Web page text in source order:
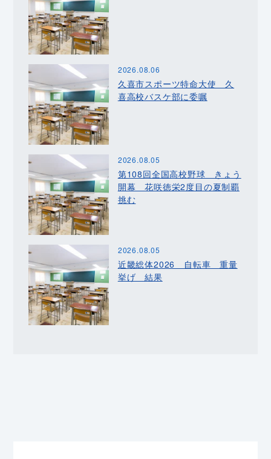
2026.08.06
久喜市スポーツ特命大使 久
喜高校バスケ部に委嘱
2026.08.05
第108回全国高校野球 きょう
開幕 花咲徳栄2度目の夏制覇
挑む
2026.08.05
近畿総体2026 自転車 重量
挙げ 結果